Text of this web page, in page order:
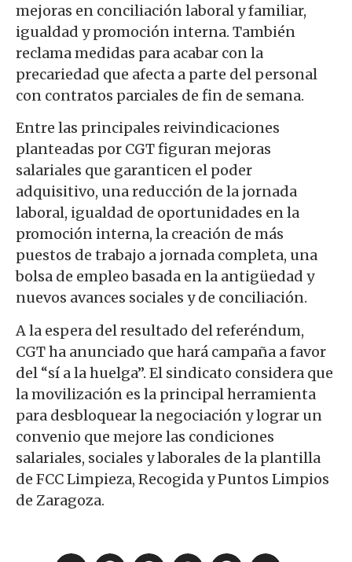
mejoras en conciliación laboral y familiar,
igualdad y promoción interna. También
reclama medidas para acabar con la
precariedad que afecta a parte del personal
con contratos parciales de fin de semana.
Entre las principales reivindicaciones
planteadas por CGT figuran mejoras
salariales que garanticen el poder
adquisitivo, una reducción de la jornada
laboral, igualdad de oportunidades en la
promoción interna, la creación de más
puestos de trabajo a jornada completa, una
bolsa de empleo basada en la antigüedad y
nuevos avances sociales y de conciliación.
A la espera del resultado del referéndum,
CGT ha anunciado que hará campaña a favor
del “sí a la huelga”. El sindicato considera que
la movilización es la principal herramienta
para desbloquear la negociación y lograr un
convenio que mejore las condiciones
salariales, sociales y laborales de la plantilla
de FCC Limpieza, Recogida y Puntos Limpios
de Zaragoza.